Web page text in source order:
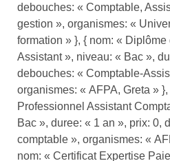
debouches: « Comptable,
gestion », organismes: «
formation » }, { nom: «
Assistant », niveau: « Bac »,
debouches: « Comptable-
organismes: « AFPA, Greta »
Professionnel Assistant
Bac », duree: « 1 an », prix: 0,
comptable », organismes: «
nom: « Certificat Expertise